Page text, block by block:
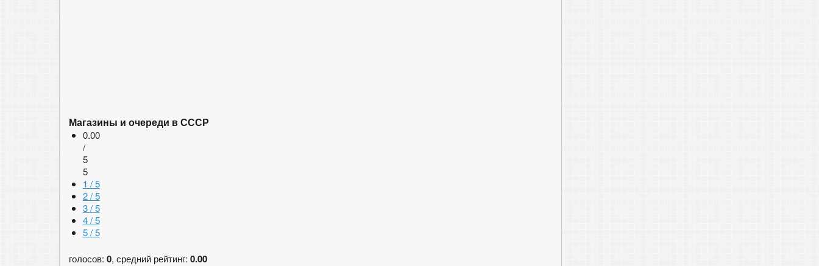
Магазины и очереди в СССР
0.00
/
5
5
1 / 5
2 / 5
3 / 5
4 / 5
5 / 5
голосов: 0, средний рейтинг: 0.00